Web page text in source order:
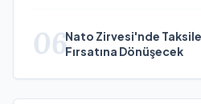
06Nato Zirvesi'nde
Fırsatına Dönüşecek